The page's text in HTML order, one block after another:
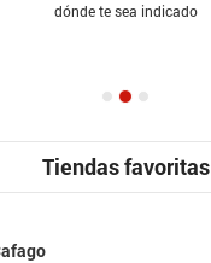
dónde te sea indicado
Tiendas favoritas